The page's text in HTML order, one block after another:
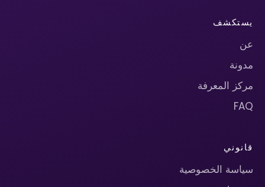
يستكشف
عن
مدونة
مركز المعرفة
FAQ
قانوني
سياسة الخصوصية